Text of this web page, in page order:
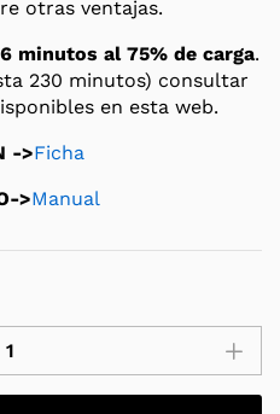
otras ventajas.
minutos al 75% de carga.
230 minutos) consultar
en esta web.
->Ficha
>Manual